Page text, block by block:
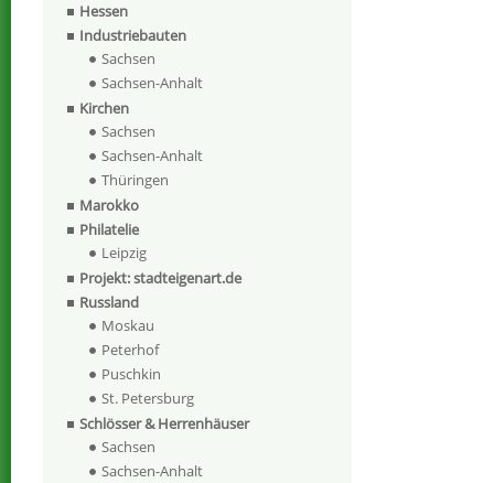
Hessen
Industriebauten
Sachsen
Sachsen-Anhalt
Kirchen
Sachsen
Sachsen-Anhalt
Thüringen
Marokko
Philatelie
Leipzig
Projekt: stadteigenart.de
Russland
Moskau
Peterhof
Puschkin
St. Petersburg
Schlösser & Herrenhäuser
Sachsen
Sachsen-Anhalt